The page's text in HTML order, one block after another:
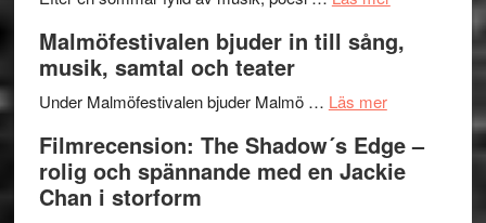
terräng
på
Endre,
Roland
Pöntinen
Malmöfestivalen bjuder in till sång,
musik, samtal och teater
Under Malmöfestivalen bjuder Malmö … Läs merom
bjuder
in
Filmrecension: The Shadow´s Edge –
rolig och spännande med en Jackie
Chan i storform